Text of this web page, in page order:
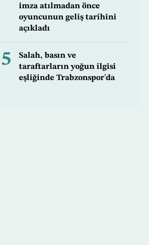
imza atılmadan önce
oyuncunun geliş tarihini
açıkladı
5
Salah, basın ve
taraftarların yoğun ilgisi
eşliğinde Trabzonspor'da